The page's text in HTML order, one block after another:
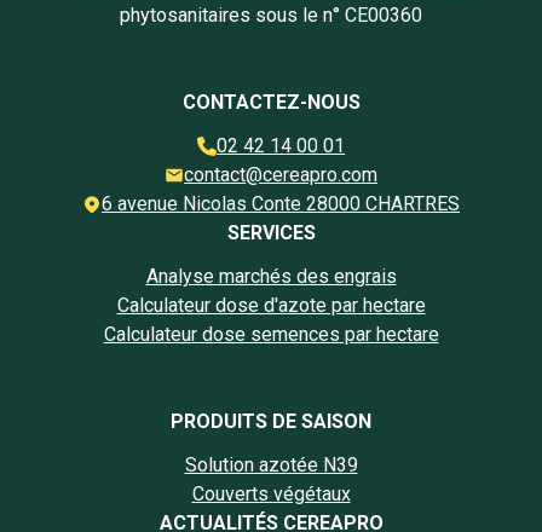
phytosanitaires sous le n° CE00360
CONTACTEZ-NOUS
02 42 14 00 01
contact@cereapro.com
6 avenue Nicolas Conte 28000 CHARTRES
SERVICES
Analyse marchés des engrais
Calculateur dose d'azote par hectare
Calculateur dose semences par hectare
PRODUITS DE SAISON
Solution azotée N39
Couverts végétaux
ACTUALITÉS CEREAPRO